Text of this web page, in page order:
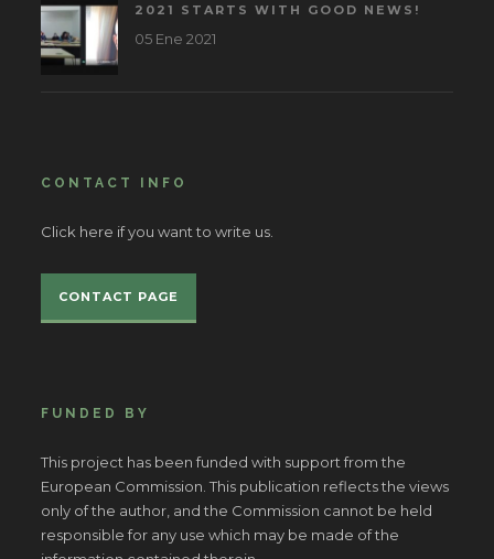
2021 STARTS WITH GOOD NEWS!
05 Ene 2021
CONTACT INFO
Click here if you want to write us.
CONTACT PAGE
FUNDED BY
This project has been funded with support from the
European Commission. This publication reflects the views
only of the author, and the Commission cannot be held
responsible for any use which may be made of the